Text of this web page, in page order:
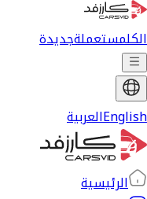
الكلمستعملةجديدة
Englishالعربية
الرئيسية